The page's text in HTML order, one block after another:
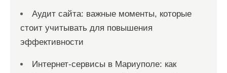
Аудит сайта: важные моменты, которые
стоит учитывать для повышения
эффективности
Интернет-сервисы в Мариуполе: как